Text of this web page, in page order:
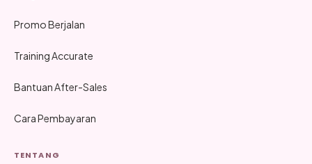
Promo Berjalan
Training Accurate
Bantuan After-Sales
Cara Pembayaran
TENTANG